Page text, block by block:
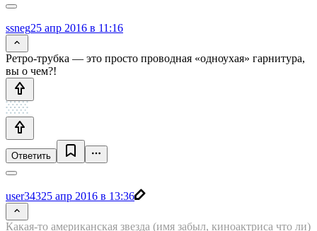
ssneg25 апр 2016 в 11:16
Ретро-трубка — это просто проводная «одноухая» гарнитура,
вы о чем?!
Ответить
user34325 апр 2016 в 13:36
Какая-то американская звезда (имя забыл, киноактриса что ли)